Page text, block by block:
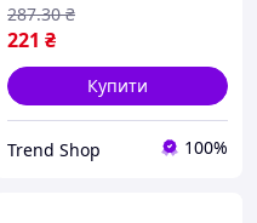
мм2 для електриків
знімання ізоля TRD-33/1
221 ₴
287.30 ₴
Купити
Trend Shop 100%